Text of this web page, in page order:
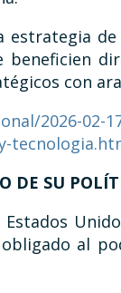
estrategia
beneficien
con
2026-02-
DE SU
al